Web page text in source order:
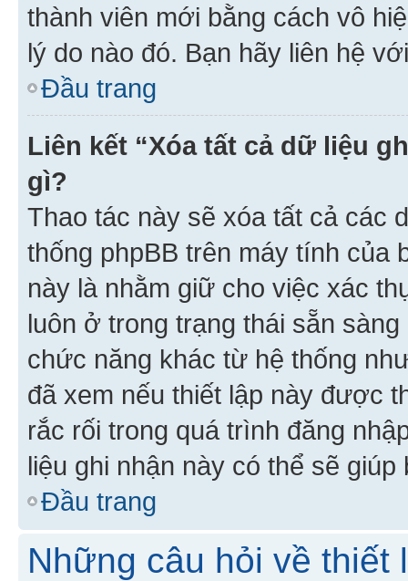
thành viên mới bằng cách vô
lý do nào đó. Bạn hãy liên hệ
Đầu trang
Liên kết “Xóa tất cả dữ liệu
gì?
Thao tác này sẽ xóa tất cả các
thống phpBB trên máy tính của
này là nhằm giữ cho việc xác
luôn ở trong trạng thái sẵn
chức năng khác từ hệ thống
đã xem nếu thiết lập này được
rắc rối trong quá trình đăng
liệu ghi nhận này có thể sẽ
Đầu trang
Những câu hỏi về thiết